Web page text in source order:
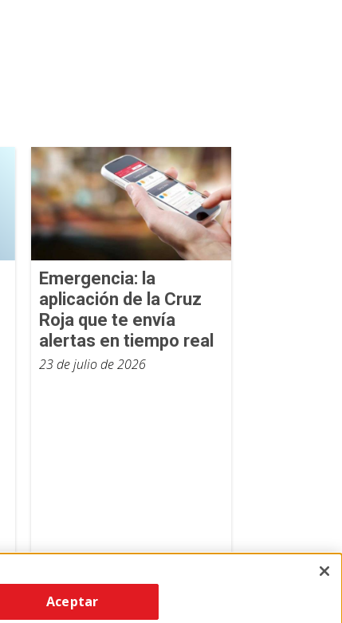
Emergencia: la
aplicación de la Cruz
Roja que te envía
alertas en tiempo real
23 de julio de 2026
Aceptar